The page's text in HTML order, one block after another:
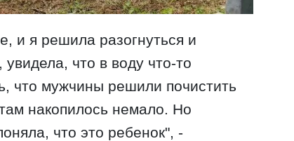
и я решила разогнуться и
увидела, что в воду что-то
что мужчины решили почистить
накопилось немало. Но
что это ребенок", -